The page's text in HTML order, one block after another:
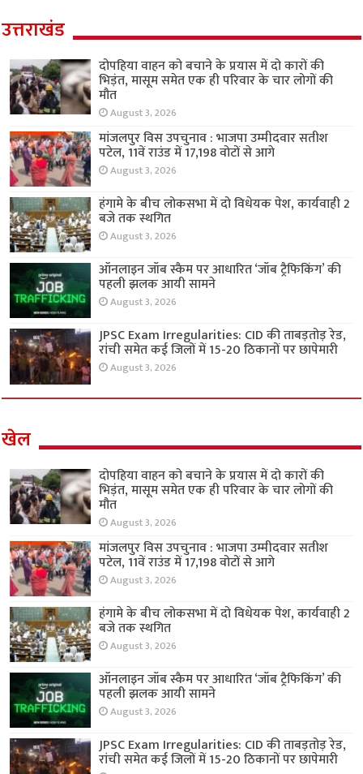
उत्तराखंड
दोपहिया वाहन को बचाने के प्रयास में दो कारों की
भिड़ंत, मासूम समेत एक ही परिवार के चार लोगों की
मौत
August 3, 2026
मांजलपुर विस उपचुनाव : भाजपा उम्मीदवार सतीश
पटेल, 11वें राउंड में 17,198 वोटों से आगे
August 3, 2026
हंगामे के बीच लोकसभा में दो विधेयक पेश, कार्यवाही 2
बजे तक स्थगित
August 3, 2026
ऑनलाइन जॉब स्कैम पर आधारित ‘जॉब ट्रैफिकिंग’ की
पहली झलक आयी सामने
August 3, 2026
JPSC Exam Irregularities: CID की ताबड़तोड़ रेड,
रांची समेत कई जिलों में 15-20 ठिकानों पर छापेमारी
August 3, 2026
खेल
दोपहिया वाहन को बचाने के प्रयास में दो कारों की
भिड़ंत, मासूम समेत एक ही परिवार के चार लोगों की
मौत
August 3, 2026
मांजलपुर विस उपचुनाव : भाजपा उम्मीदवार सतीश
पटेल, 11वें राउंड में 17,198 वोटों से आगे
August 3, 2026
हंगामे के बीच लोकसभा में दो विधेयक पेश, कार्यवाही 2
बजे तक स्थगित
August 3, 2026
ऑनलाइन जॉब स्कैम पर आधारित ‘जॉब ट्रैफिकिंग’ की
पहली झलक आयी सामने
August 3, 2026
JPSC Exam Irregularities: CID की ताबड़तोड़ रेड,
रांची समेत कई जिलों में 15-20 ठिकानों पर छापेमारी